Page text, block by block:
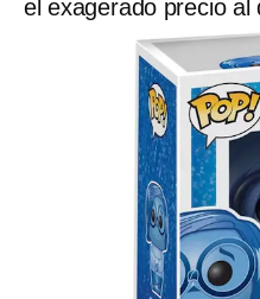
el exagerado precio al